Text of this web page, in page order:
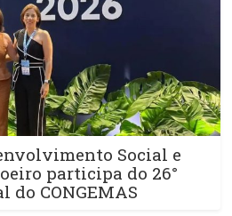
Social e
participa do 26°
CONGEMAS